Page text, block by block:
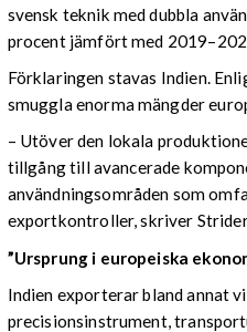
svensk teknik med dubbla
procent jämfört med
Förklaringen stavas Indien.
smuggla enorma mängder
– Utöver den lokala
tillgång till avancerade
användningsområden som
exportkontroller, skriver
”Ursprung i europeiska
Indien exporterar bland annat
precisionsinstrument,